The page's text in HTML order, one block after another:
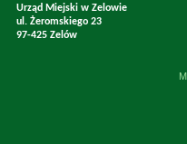
Urząd Miejski w Zelowie
ul. Żeromskiego 23
97-425 Zelów